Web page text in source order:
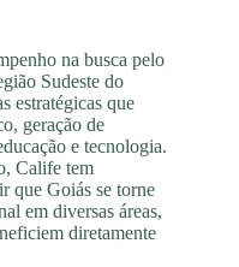
na busca pelo
Sudeste do
estratégicas que
geração de
e tecnologia.
Calife tem
que Goiás se torne
em diversas áreas,
diretamente